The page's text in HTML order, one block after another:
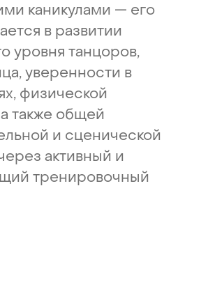
каникулами — его
в развитии
уровня танцоров,
уверенности в
физической
а также общей
и сценической
активный и
тренировочный